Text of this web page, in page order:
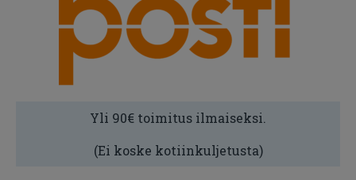
Yli 90€ toimitus ilmaiseksi.
(Ei koske kotiinkuljetusta)